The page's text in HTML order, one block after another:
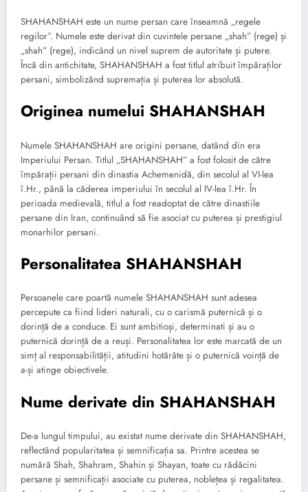
SHAHANSHAH este un nume persan care înseamnă „regele
regilor”. Numele este derivat din cuvintele persane „shah” (rege) și
„shah” (rege), indicând un nivel suprem de autoritate și putere.
Încă din antichitate, SHAHANSHAH a fost titlul atribuit împăraților
persani, simbolizând supremația și puterea lor absolută.
Originea numelui SHAHANSHAH
Numele SHAHANSHAH are origini persane, datând din era
Imperiului Persan. Titlul „SHAHANSHAH” a fost folosit de către
împărații persani din dinastia Achemenidă, din secolul al VI-lea
î.Hr., până la căderea imperiului în secolul al IV-lea î.Hr. În
perioada medievală, titlul a fost readoptat de către dinastiile
persane din Iran, continuând să fie asociat cu puterea și prestigiul
monarhilor persani.
Personalitatea SHAHANSHAH
Persoanele care poartă numele SHAHANSHAH sunt adesea
percepute ca fiind lideri naturali, cu o carismă puternică și o
dorință de a conduce. Ei sunt ambitioși, determinati și au o
puternică dorință de a reuși. Personalitatea lor este marcată de un
simț al responsabilității, atitudini hotărâte și o puternică voință de
a-și atinge obiectivele.
Nume derivate din SHAHANSHAH
De-a lungul timpului, au existat nume derivate din SHAHANSHAH,
reflectând popularitatea și semnificația sa. Printre acestea se
numără Shah, Shahram, Shahin și Shayan, toate cu rădăcini
persane și semnificații asociate cu puterea, noblețea și regalitatea.